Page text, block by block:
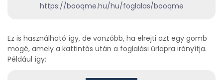
https://booqme.hu/hu/foglalas/booqme
Ez is használható így, de vonzóbb, ha elrejti azt egy gomb
mögé, amely a kattintás után a foglalási űrlapra irányítja.
Például így: